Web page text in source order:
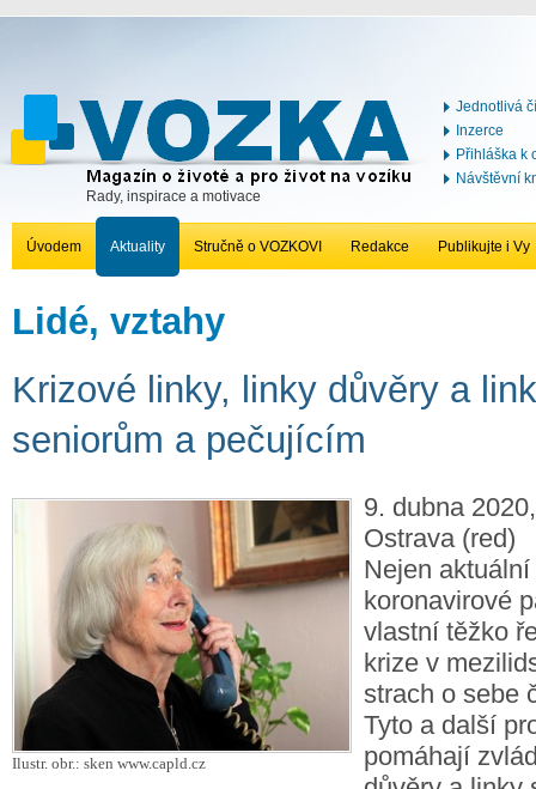
Rady, inspirace a motivace
Jednotlivá
Inzerce
Přihláška k
Návštěvní
Úvodem Aktuality Stručně o VOZKOVI Redakce Publikujte i Vy
Lidé, vztahy
Krizové linky, linky důvěry a
seniorům a pečujícím
Ilustr. obr.: sken www.capld.cz
9. dubna
Ostrava (red)
Nejen
koronavirové
vlastní těžko
krize v
strach o sebe
Tyto a další
pomáhají